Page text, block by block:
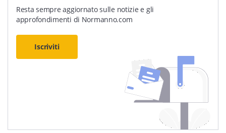
Resta sempre aggiornato sulle notizie e gli
approfondimenti di Normanno.com
Iscriviti